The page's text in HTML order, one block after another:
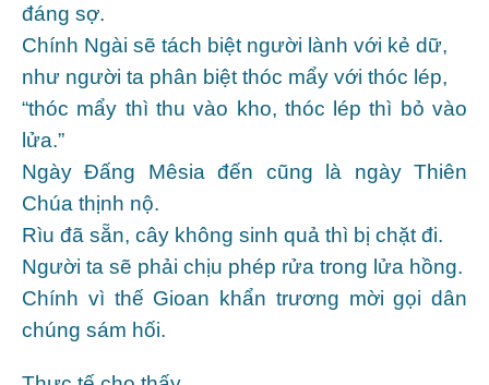
đáng sợ.
Chính Ngài sẽ tách biệt người lành với kẻ dữ,
như người ta phân biệt thóc mẩy với thóc lép,
“thóc mẩy thì thu vào kho, thóc lép thì bỏ vào
lửa.”
Ngày Ðấng Mêsia đến cũng là ngày Thiên
Chúa thịnh nộ.
Rìu đã sẵn, cây không sinh quả thì bị chặt đi.
Người ta sẽ phải chịu phép rửa trong lửa hồng.
Chính vì thế Gioan khẩn trương mời gọi dân
chúng sám hối.